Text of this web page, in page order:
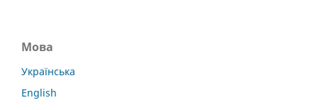
Мова
Українська
English